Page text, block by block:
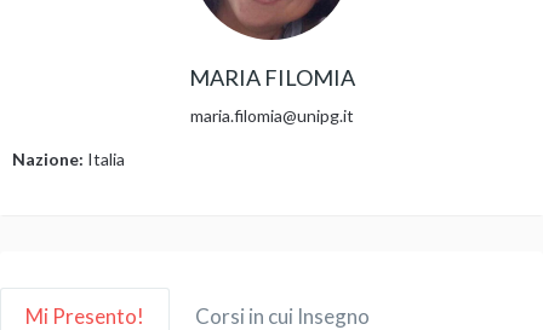
MARIA FILOMIA
maria.filomia@unipg.it
Nazione: Italia
Mi Presento! Corsi in cui Insegno